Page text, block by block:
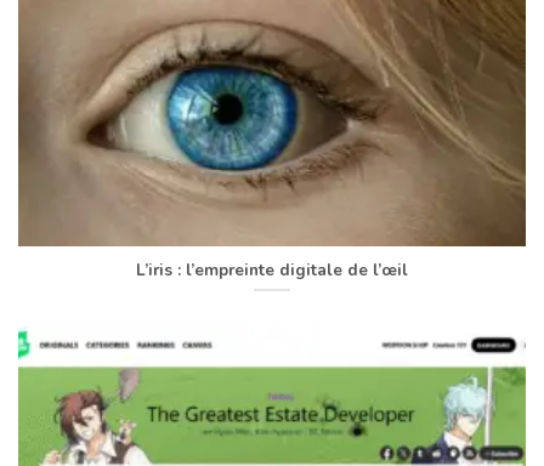
L’iris : l’empreinte digitale de l’œil